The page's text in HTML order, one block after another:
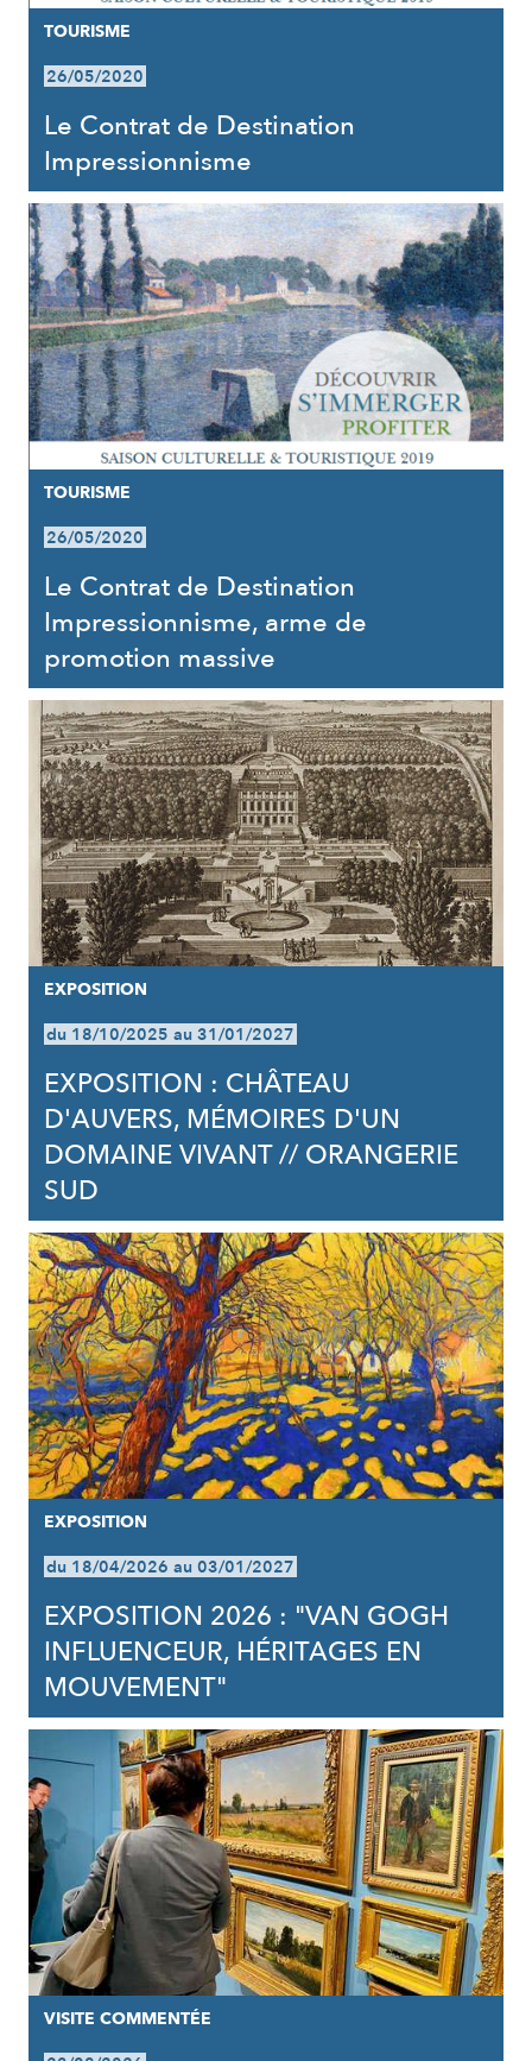
TOURISME
26/05/2020
Le Contrat de Destination
Impressionnisme
TOURISME
26/05/2020
Le Contrat de Destination
Impressionnisme, arme de
promotion massive
EXPOSITION
du 18/10/2025 au 31/01/2027
EXPOSITION : CHÂTEAU
D'AUVERS, MÉMOIRES D'UN
DOMAINE VIVANT // ORANGERIE
SUD
EXPOSITION
du 18/04/2026 au 03/01/2027
EXPOSITION 2026 : "VAN GOGH
INFLUENCEUR, HÉRITAGES EN
MOUVEMENT"
VISITE COMMENTÉE